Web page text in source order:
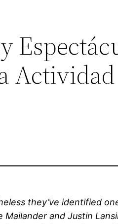
Actividad
they’ve identified
and Justin